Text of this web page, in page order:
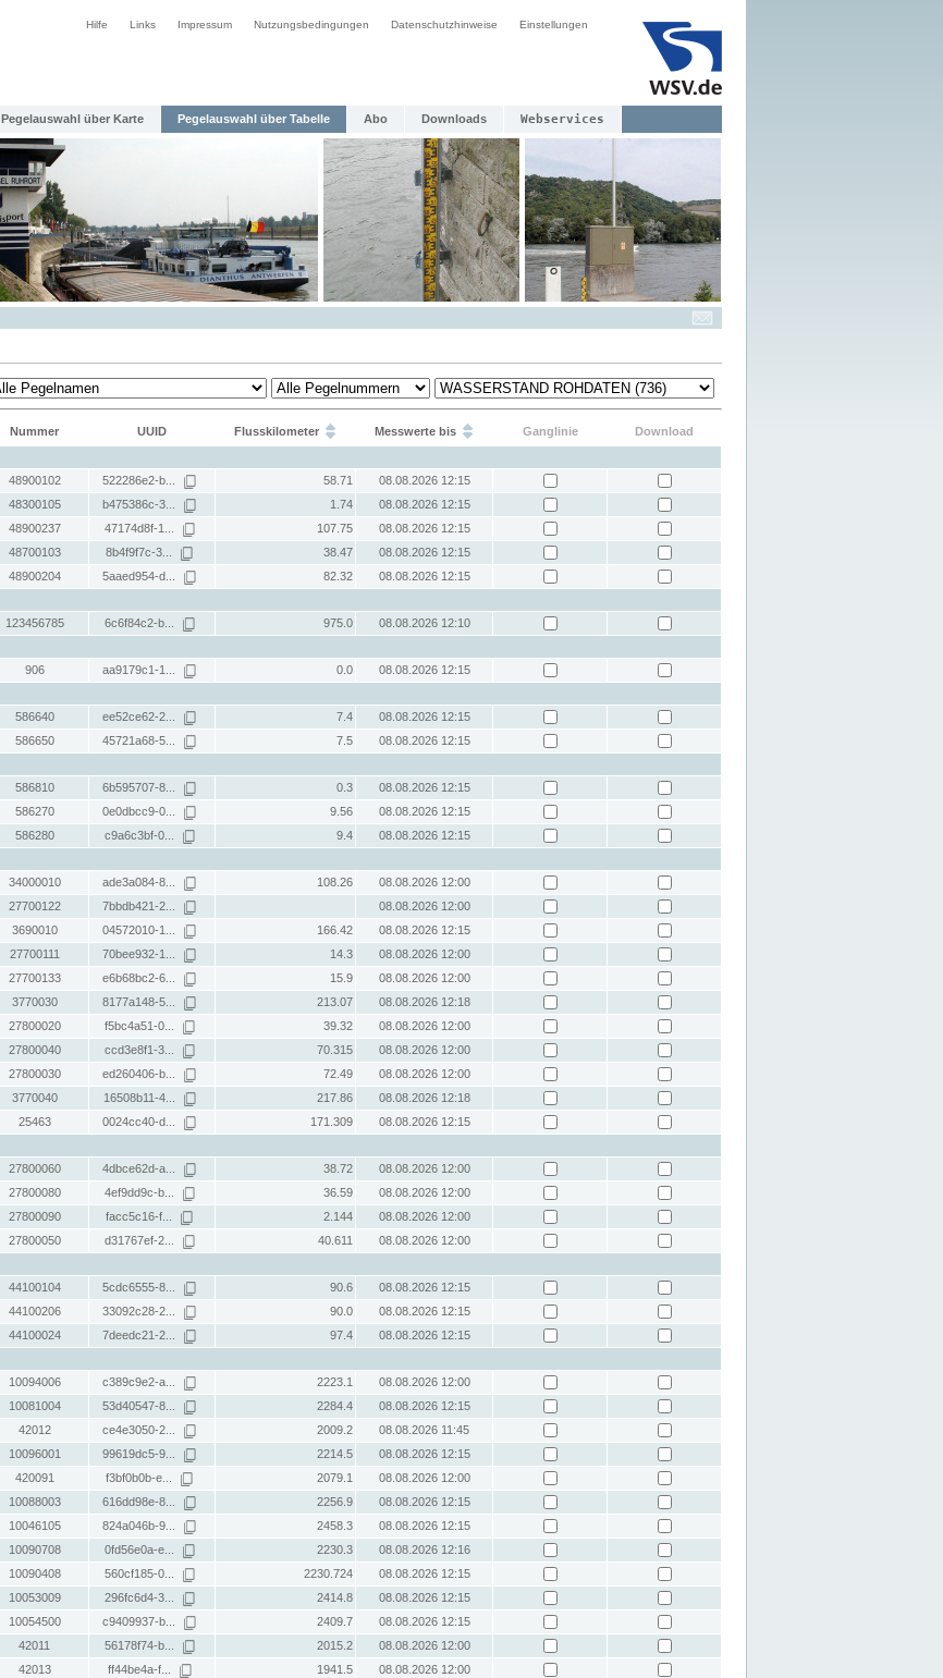
Hilfe Links Impressum Nutzungsbedingungen Datenschutzhinweise Einstellungen
Pegelauswahl über Karte Pegelauswahl über Tabelle Abo Downloads Webservices
Nummer UUID Flusskilometer Messwerte bis Ganglinie
Download
48900102 522286e2-b... 58.71
08.08.2026 12:15
48300105 b475386c-3... 1.74
08.08.2026 12:15
48900237 47174d8f-1... 107.75
08.08.2026 12:15
48700103 8b4f9f7c-3... 38.47
08.08.2026 12:15
48900204 5aaed954-d... 82.32
08.08.2026 12:15
123456785 6c6f84c2-b... 975.0
08.08.2026 12:10
906 aa9179c1-1... 0.0
08.08.2026 12:15
586640 ee52ce62-2... 7.4
08.08.2026 12:15
586650 45721a68-5... 7.5
08.08.2026 12:15
586810 6b595707-8... 0.3
08.08.2026 12:15
586270 0e0dbcc9-0... 9.56
08.08.2026 12:15
586280 c9a6c3bf-0... 9.4
08.08.2026 12:15
34000010 ade3a084-8... 108.26
08.08.2026 12:00
27700122 7bbdb421-2...
08.08.2026 12:00
3690010 04572010-1... 166.42
08.08.2026 12:15
27700111 70bee932-1... 14.3
08.08.2026 12:00
27700133 e6b68bc2-6... 15.9
08.08.2026 12:00
3770030 8177a148-5... 213.07
08.08.2026 12:18
27800020 f5bc4a51-0... 39.32
08.08.2026 12:00
27800040 ccd3e8f1-3... 70.315
08.08.2026 12:00
27800030 ed260406-b... 72.49
08.08.2026 12:00
3770040 16508b11-4... 217.86
08.08.2026 12:18
25463 0024cc40-d... 171.309
08.08.2026 12:15
27800060 4dbce62d-a... 38.72
08.08.2026 12:00
27800080 4ef9dd9c-b... 36.59
08.08.2026 12:00
27800090 facc5c16-f... 2.144
08.08.2026 12:00
27800050 d31767ef-2... 40.611
08.08.2026 12:00
44100104 5cdc6555-8... 90.6
08.08.2026 12:15
44100206 33092c28-2... 90.0
08.08.2026 12:15
44100024 7deedc21-2... 97.4
08.08.2026 12:15
10094006 c389c9e2-a... 2223.1
08.08.2026 12:00
10081004 53d40547-8... 2284.4
08.08.2026 12:15
42012 ce4e3050-2... 2009.2
08.08.2026 11:45
10096001 99619dc5-9... 2214.5
08.08.2026 12:15
420091 f3bf0b0b-e... 2079.1
08.08.2026 12:00
10088003 616dd98e-8... 2256.9
08.08.2026 12:15
10046105 824a046b-9... 2458.3
08.08.2026 12:15
10090708 0fd56e0a-e... 2230.3
08.08.2026 12:16
10090408 560cf185-0... 2230.724
08.08.2026 12:15
10053009 296fc6d4-3... 2414.8
08.08.2026 12:15
10054500 c9409937-b... 2409.7
08.08.2026 12:15
42011 56178f74-b... 2015.2
08.08.2026 12:00
42013 ff44be4a-f... 1941.5
08.08.2026 12:00